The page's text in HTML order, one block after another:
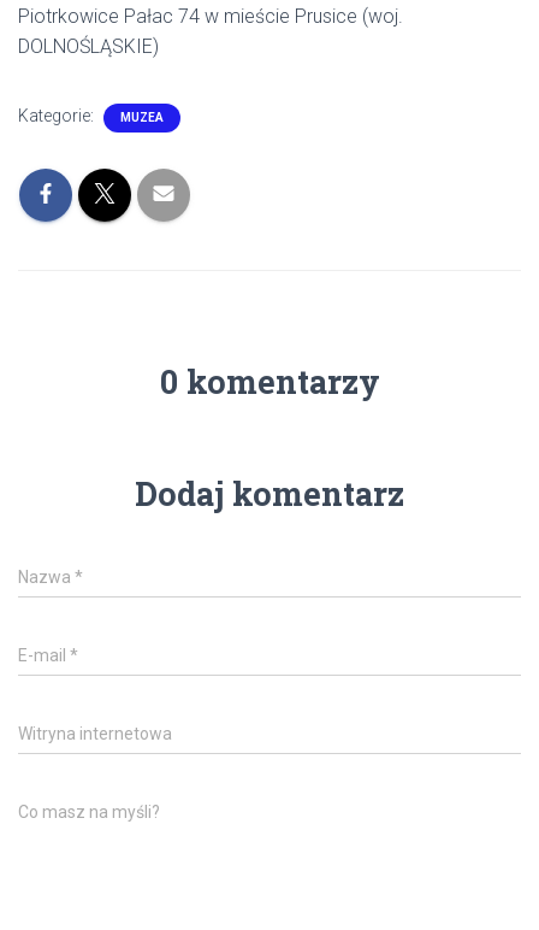
Piotrkowice Pałac 74 w mieście Prusice (woj.
DOLNOŚLĄSKIE)
Kategorie: MUZEA
0 komentarzy
Dodaj komentarz
Nazwa *
E-mail *
Witryna internetowa
Co masz na myśli?